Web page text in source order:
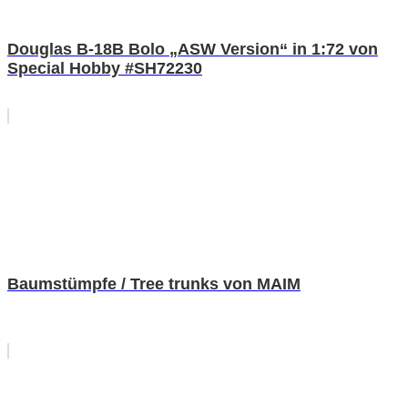
Douglas B-18B Bolo „ASW Version“ in 1:72 von
Special Hobby #SH72230
Baumstümpfe / Tree trunks von MAIM